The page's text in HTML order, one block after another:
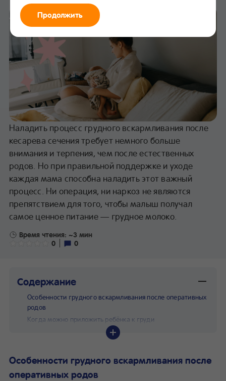
Наладить процесс грудного вскармливания после
кесарева сечения требует немного больше
внимания и терпения, чем после естественных
родов. Но при правильной поддержке и уходе
каждая мама способна наладить этот важный
процесс. Ни операция, ни наркоз не являются
препятствием для того, чтобы малыш получал
самое ценное питание — грудное молоко.
Время чтения: ~3 мин
0
0
Содержание
Особенности грудного вскармливания после оперативных
родов
Когда можно приложить ребёнка к груди
Поддержка мамы после кесарева сечения
Особенности грудного вскармливания после
оперативных родов
Продолжить